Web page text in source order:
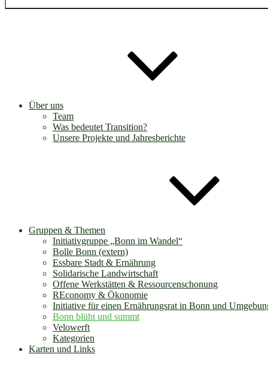
Über uns
Team
Was bedeutet Transition?
Unsere Projekte und Jahresberichte
Gruppen & Themen
Initiativgruppe „Bonn im Wandel“
Bolle Bonn (extern)
Essbare Stadt & Ernährung
Solidarische Landwirtschaft
Offene Werkstätten & Ressourcenschonung
REconomy & Ökonomie
Initiative für einen Ernährungsrat in Bonn und
Bonn blüht und summt
Velowerft
Kategorien
Karten und Links